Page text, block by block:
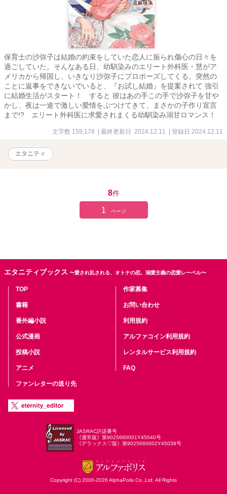
保育士の沙弥子は結婚の約束をしていた恋人に振られ傷心の日々を
過ごしていた。そんなある日、幼馴染みのエリート外科医・慧がア
メリカから帰国し、いきなり沙弥子にプロポーズしてくる。突然の
ことに返事をできないでいると、『お試し結婚』を提案されて 強引
に結婚生活がスタート！ すると 彼はあの手この手で沙弥子を甘や
かし、夜は一途で激しい愛情をぶつけてきて、まさかの子作り宣言
まで!? エリート外科医に求愛されまくる幼馴染み溺甘ロマンス！
文字数 159,178 | 最終更新日 2024.12.11 | 登録日 2024.12.11
エタニティ
8件
1 ページ
エタニティブックス 〜愛され乱される、オトナの恋。溺愛主義の恋愛レーベル〜
TOP
書籍
番外編小説
公式漫画
投稿小説
アニメ
ファンレターの送り先
作家募集
お問い合わせ
利用規約
アルファコイン利用規約
レンタルサービス利用規約
FAQ
JASRAC許諾番号
《通常版》第9025660001Y45040号
《デラックス♡版》第9025660002Y45038号
Copyright (C) 2000-2026 AlphaPolis Co.,Ltd. All Rights